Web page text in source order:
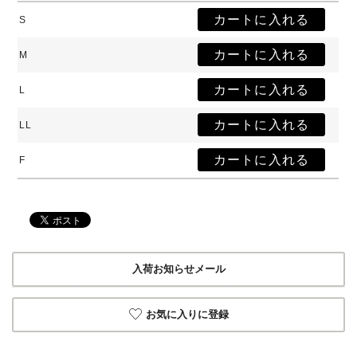
S
M
L
LL
F
入荷お知らせメール
お気に入りに登録